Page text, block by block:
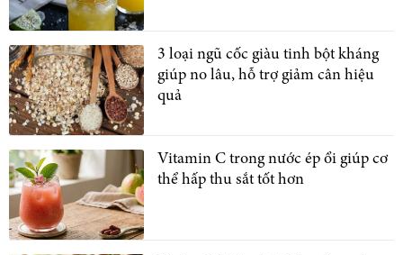
3 loại ngũ cốc giàu tinh bột kháng
giúp no lâu, hỗ trợ giảm cân hiệu
quả
Vitamin C trong nước ép ổi giúp cơ
thể hấp thu sắt tốt hơn